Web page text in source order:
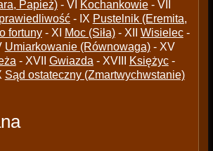
Papież)- VI Kochankowie- VII
- IX Pustelnik (Eremita,
fortuny- XI Moc (Siła)- XII Wisielec-
Umiarkowanie (Równowaga)- XV
- XVII Gwiazda - XVIII Księżyc-
Sąd ostateczny (Zmartwychwstanie)